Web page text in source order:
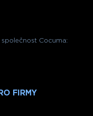
Cocuma:
FIRMY